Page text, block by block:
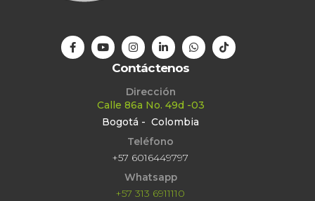
Contáctenos
Dirección
Calle 86a No. 49d -03
Bogotá - Colombia
Teléfono
+57 6016449797
Whatsapp
+57 313 6911110